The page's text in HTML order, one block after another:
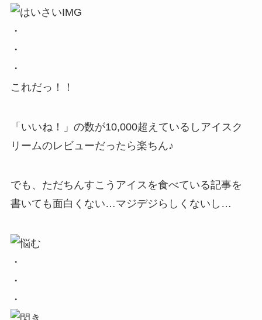
・
・
・
これだっ！！
「いいね！」の数が10,000超えているしアイスク
リームのレビューだったら楽ちん♪
でも、ただちんすこうアイスを食べている記事を
書いても面白くない…マジデジらしくないし…
・
・
・